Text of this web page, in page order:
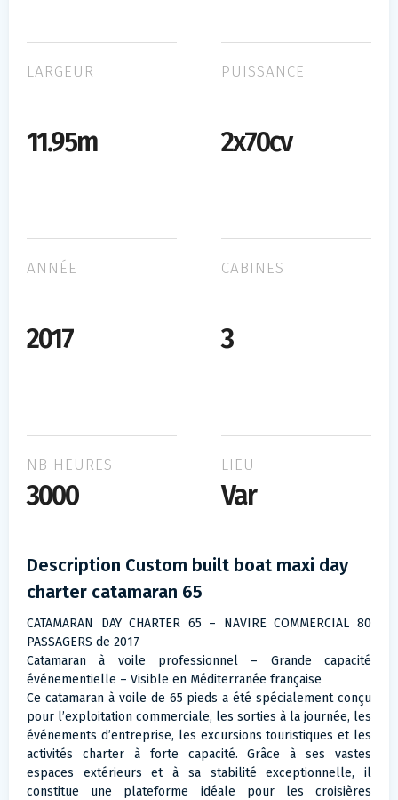
LARGEUR
11.95m
PUISSANCE
2x70cv
ANNÉE
2017
CABINES
3
NB HEURES
3000
LIEU
Var
Description Custom built boat maxi day
charter catamaran 65
CATAMARAN DAY CHARTER 65 – NAVIRE COMMERCIAL 80
PASSAGERS de 2017
Catamaran à voile professionnel – Grande capacité
événementielle – Visible en Méditerranée française
Ce catamaran à voile de 65 pieds a été spécialement conçu
pour l’exploitation commerciale, les sorties à la journée, les
événements d’entreprise, les excursions touristiques et les
activités charter à forte capacité. Grâce à ses vastes
espaces extérieurs et à sa stabilité exceptionnelle, il
constitue une plateforme idéale pour les croisières